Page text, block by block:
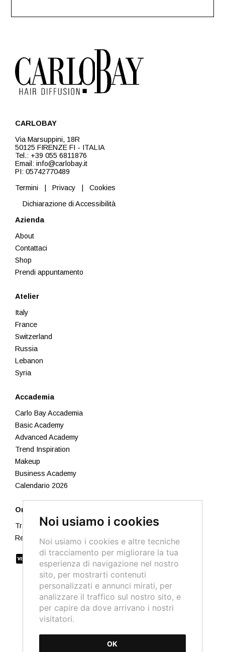
Noi usiamo i cookies
Noi usiamo i cookies e altre tecniche
di tracciamento per migliorare la tua
esperienza di navigazione nel nostro
sito, per mostrarti contenuti
personalizzati e annunci mirati, per
analizzare il traffico sul nostro sito, e
per capire da dove arrivano i nostri
visitatori.
OK
CARLOBAY
Via Marsuppini, 18R
50125 FIRENZE FI - ITALIA
Tel.: +39 055 6811876
Email: info@carlobay.it
PI: 05742770489
Termini
Privacy
Cookies
Dichiarazione di Accessibilità
Azienda
About
Contattaci
Shop
Prendi appuntamento
Atelier
Italy
France
Switzerland
Russia
Lebanon
Syria
Accademia
Carlo Bay Accademia
Basic Academy
Advanced Academy
Trend Inspiration
Makeup
Business Academy
Calendario 2026
Ordini
Traccia il tuo ordine
Resi e Rimborsi